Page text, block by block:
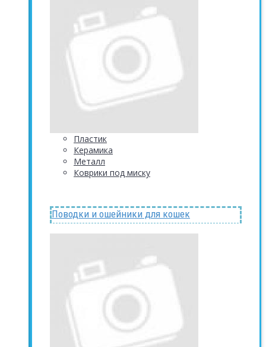
Пластик
Керамика
Металл
Коврики под миску
Поводки и ошейники для кошек